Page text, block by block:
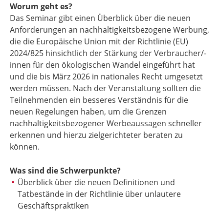
Worum geht es?
Das Seminar gibt einen Überblick über die neuen
Anforderungen an nachhaltigkeitsbezogene Werbung,
die die Europäische Union mit der Richtlinie (EU)
2024/825 hinsichtlich der Stärkung der Verbraucher/-
innen für den ökologischen Wandel eingeführt hat
und die bis März 2026 in nationales Recht umgesetzt
werden müssen. Nach der Veranstaltung sollten die
Teilnehmenden ein besseres Verständnis für die
neuen Regelungen haben, um die Grenzen
nachhaltigkeitsbezogener Werbeaussagen schneller
erkennen und hierzu zielgerichteter beraten zu
können.
Was sind die Schwerpunkte?
Überblick über die neuen Definitionen und
Tatbestände in der Richtlinie über unlautere
Geschäftspraktiken